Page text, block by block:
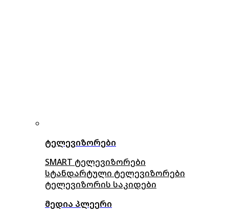
ტელევიზორები
SMART ტელევიზორები
სტანდარტული ტელევიზორები
ტელევიზორის საკიდები
მედია პლეერი